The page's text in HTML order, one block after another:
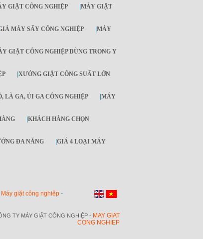
GIẶT CÔNG NGHIỆP |MÁY GIẶT
MÁY SẤY CÔNG NGHIỆP |MÁY
GIẶT CÔNG NGHIỆP DÙNG TRONG Y
|XƯỞNG GIẶT CÔNG SUẤT LỚN
LÀ GA, ỦI GA CÔNG NGHIỆP |MÁY
|KHÁCH HÀNG CHỌN
ĐA NĂNG |GIÁ 4 LOẠI MÁY
Máy giặt công nghiệp -
TY MÁY GIẶT CÔNG NGHIỆP - MAY GIAT
CONG NGHIEP